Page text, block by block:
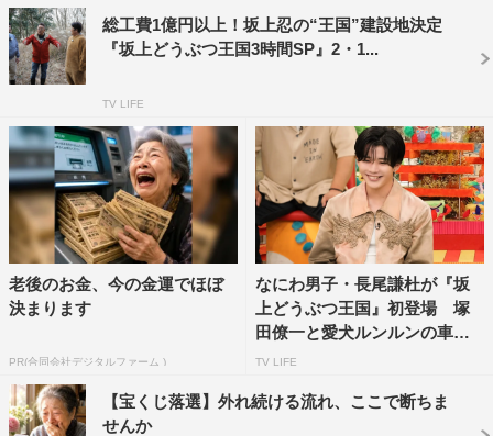
■髙橋海人（King & Prince）※初参戦
「小さい頃からずっと見ていた夢の番組だったので、出演
できてうれしかったです。自分自身ものすごく楽しめたの
で、それが視聴者の方に伝わればいいなと思います。あ
と、人間って、恐怖に追い込まれると、こんなにも早く走
れるのだということが分かりました（笑）」
■桐山漣※初参戦
「予想を超えてくるスリルがあって、とにかく楽しかった
です。生き生きと走れました！」
「怖いし、楽しいし、頭使うし…非日常の世界に飛び込ん
で、すごくドキドキしました。あんなに興奮したのは久し
ぶりでした！」
総工費1億円以上！坂上忍の“王国”建設地決定
『坂上どうぶつ王国3時間SP』2・1...
TV LIFE
老後のお金、今の金運でほぼ
決まります
PR(合同会社デジタルファーム )
なにわ男子・長尾謙杜が『坂
上どうぶつ王国』初登場 塚
田僚一と愛犬ルンルンの車い
す...
TV LIFE
【宝くじ落選】外れ続ける流れ、ここで断ちま
せんか